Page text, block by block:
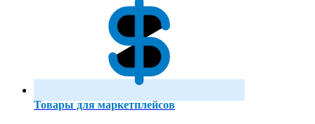
Товары для маркетплейсов